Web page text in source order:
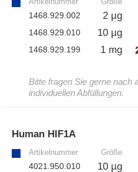
1468.929.002 2 µg
1468.929.010 10 µg
1468.929.199 1 mg
Bitte fragen Sie gerne nach
individuellen Abfüllungen.
Human HIF1A
Artikelnummer Größe
4021.950.010 10 µg